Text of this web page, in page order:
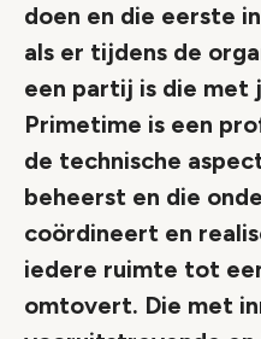
doen en die eerste
als er tijdens de
een partij is die met
Primetime is een
de technische
beheerst en die
coördineert en
iedere ruimte tot
omtovert. Die met